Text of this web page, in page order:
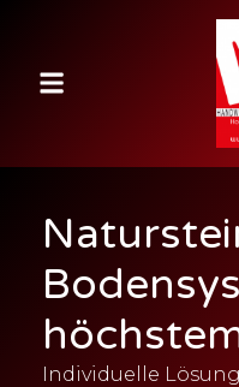
Individuelle